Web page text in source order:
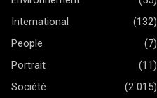
International
(132)
People
(7)
Portrait
(11)
Société
(2 015)